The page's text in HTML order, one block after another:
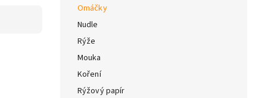
Omáčky
Nudle
Rýže
Mouka
Koření
Rýžový papír